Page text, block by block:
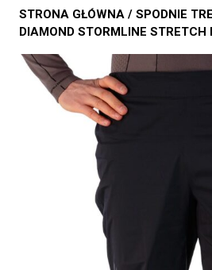
STRONA GŁÓWNA / SPODNIE
DIAMOND STORMLINE STRETCH